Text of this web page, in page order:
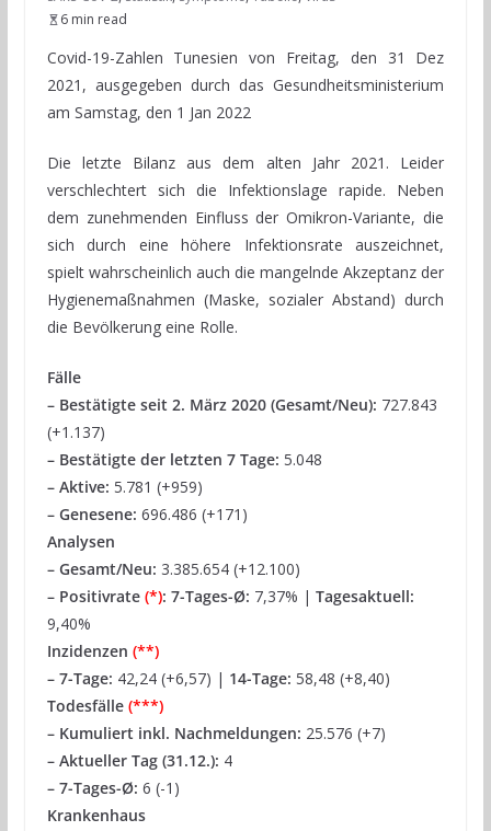
6 min read
Covid-19-Zahlen Tunesien von Freitag, den 31 Dez
2021, ausgegeben durch das Gesundheitsministerium
am Samstag, den 1 Jan 2022
Die letzte Bilanz aus dem alten Jahr 2021. Leider
verschlechtert sich die Infektionslage rapide. Neben
dem zunehmenden Einfluss der Omikron-Variante, die
sich durch eine höhere Infektionsrate auszeichnet,
spielt wahrscheinlich auch die mangelnde Akzeptanz der
Hygienemaßnahmen (Maske, sozialer Abstand) durch
die Bevölkerung eine Rolle.
Fälle
– Bestätigte seit 2. März 2020 (Gesamt/Neu): 727.843
(+1.137)
– Bestätigte der letzten 7 Tage: 5.048
– Aktive: 5.781 (+959)
– Genesene: 696.486 (+171)
Analysen
– Gesamt/Neu: 3.385.654 (+12.100)
– Positivrate (*): 7-Tages-Ø: 7,37% | Tagesaktuell:
9,40%
Inzidenzen (**)
– 7-Tage: 42,24 (+6,57) | 14-Tage: 58,48 (+8,40)
Todesfälle (***)
– Kumuliert inkl. Nachmeldungen: 25.576 (+7)
– Aktueller Tag (31.12.): 4
– 7-Tages-Ø: 6 (-1)
Krankenhaus